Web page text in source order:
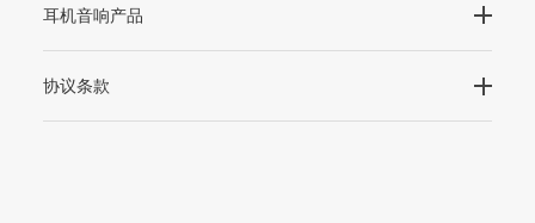
耳机音响产品
协议条款